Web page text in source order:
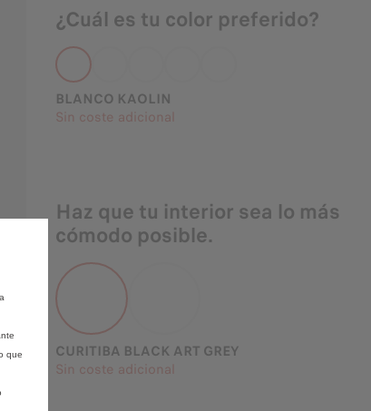
¿Cuál es tu color preferido?
BLANCO KAOLIN
Sin coste adicional
Haz que tu interior sea lo más
cómodo posible.
CURITIBA BLACK ART GREY
Sin coste adicional
que